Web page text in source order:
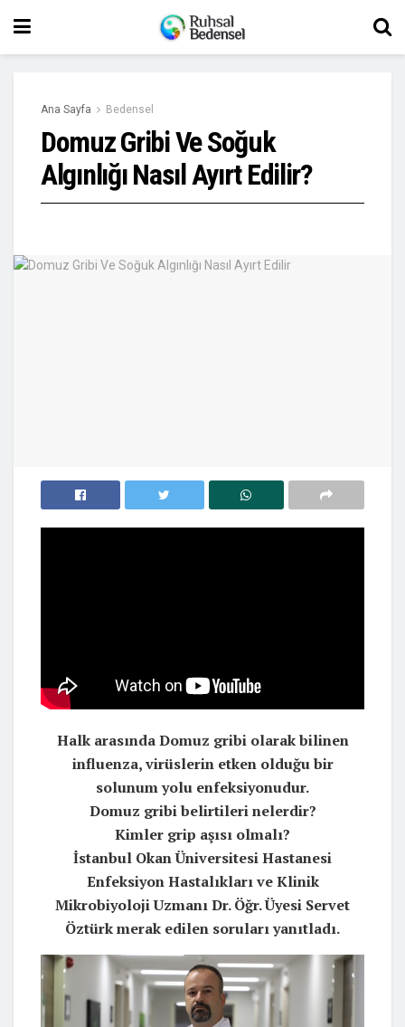
Ana Sayfa Bedensel
Domuz Gribi Ve Soğuk
Algınlığı Nasıl Ayırt Edilir?
Halk arasında Domuz gribi olarak bilinen
influenza, virüslerin etken olduğu bir
solunum yolu enfeksiyonudur.
Domuz gribi belirtileri nelerdir?
Kimler grip aşısı olmalı?
İstanbul Okan Üniversitesi Hastanesi
Enfeksiyon Hastalıkları ve Klinik
Mikrobiyoloji Uzmanı Dr. Öğr. Üyesi Servet
Öztürk merak edilen soruları yanıtladı.